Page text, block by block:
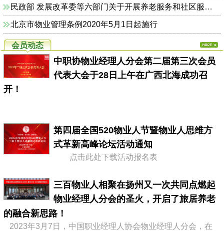
民政部 发展改革委等六部门关于开展养老服务和社区服务信息惠民工程试点工作的通知（民函〔2014〕325号）
北京市物业管理条例2020年5月1日起施行
会员动态
中职协物业经理人分会第二届第三次会员
代表大会于28日上午在广西北海成功召
开！
第四届全国520物业人节暨物业人思维方
式革新高峰论坛活动通知
点击此处下载活动报名表
三百物业人相聚在扬州又一次共同点燃起
物业经理人分会的圣火，开启了旅居养老
的融合新思路！
2023年3月7日，中国职业经理人协会物业经理人分会，在